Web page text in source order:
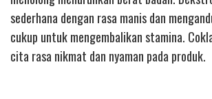
sederhana dengan rasa manis dan
cukup untuk mengembalikan stamina.
cita rasa nikmat dan nyaman pada produk.